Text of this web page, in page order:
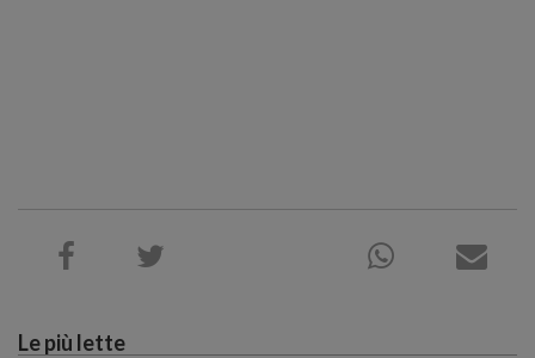
Le più lette